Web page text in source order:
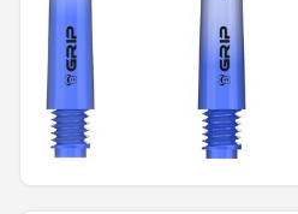
POPULAIRE MERKEN
Target
Winmau